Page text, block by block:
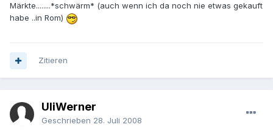
Märkte........*schwärm* (auch wenn ich da noch nie etwas gekauft
habe ..in Rom)
Zitieren
UliWerner
Geschrieben 28. Juli 2008